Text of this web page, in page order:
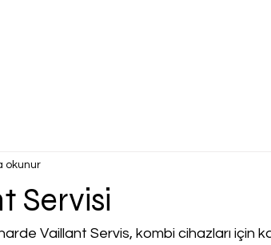
Servisi
okunur
Vaillant Servis, kombi cihazları için